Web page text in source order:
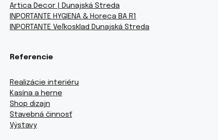
Artica Decor | Dunajská Streda
INPORTANTE HYGIENA & Horeca BA R1
INPORTANTE Veľkosklad Dunajská Streda
Referencie
Realizácie interiéru
Kasína a herne
Shop dizajn
Stavebná činnosť
Výstavy